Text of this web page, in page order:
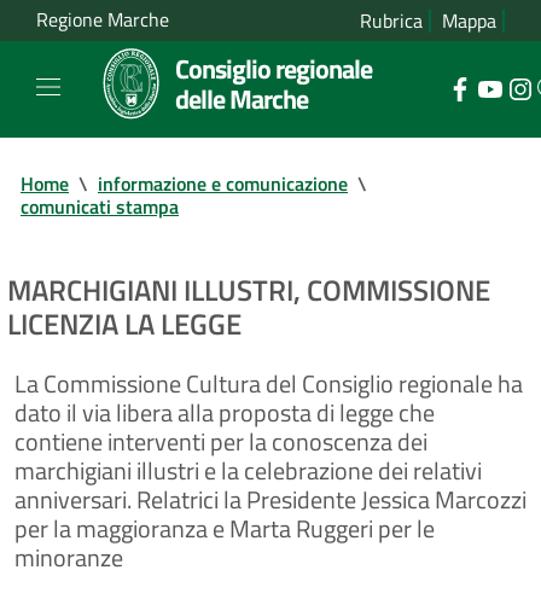
Regione Marche Rubrica Mappa
Consiglio regionale
delle Marche
Home \ informazione e comunicazione \
comunicati stampa
MARCHIGIANI ILLUSTRI, COMMISSIONE
LICENZIA LA LEGGE
La Commissione Cultura del Consiglio regionale ha
dato il via libera alla proposta di legge che
contiene interventi per la conoscenza dei
marchigiani illustri e la celebrazione dei relativi
anniversari. Relatrici la Presidente Jessica Marcozzi
per la maggioranza e Marta Ruggeri per le
minoranze